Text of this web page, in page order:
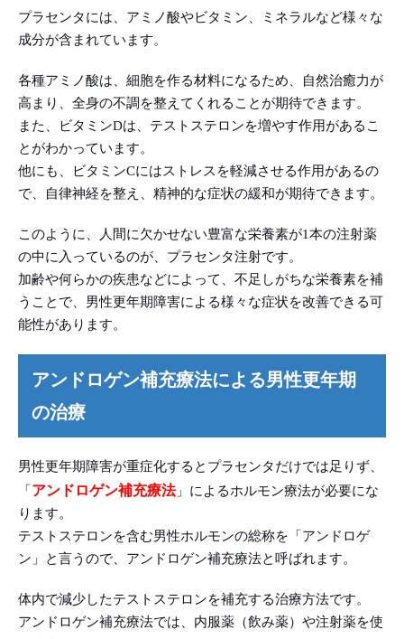
プラセンタには、アミノ酸やビタミン、ミネラルなど様々な
成分が含まれています。
各種アミノ酸は、細胞を作る材料になるため、自然治癒力が
高まり、全身の不調を整えてくれることが期待できます。
また、ビタミンDは、テストステロンを増やす作用があるこ
とがわかっています。
他にも、ビタミンCにはストレスを軽減させる作用があるの
で、自律神経を整え、精神的な症状の緩和が期待できます。
このように、人間に欠かせない豊富な栄養素が1本の注射薬
の中に入っているのが、プラセンタ注射です。
加齢や何らかの疾患などによって、不足しがちな栄養素を補
うことで、男性更年期障害による様々な症状を改善できる可
能性があります。
アンドロゲン補充療法による男性更年期
の治療
男性更年期障害が重症化するとプラセンタだけでは足りず、
「 アンドロゲン補充療法」によるホルモン療法が必要にな
ります。
テストステロンを含む男性ホルモンの総称を「アンドロゲ
ン」と言うので、アンドロゲン補充療法と呼ばれます。
体内で減少したテストステロンを補充する治療方法です。
アンドロゲン補充療法では、内服薬（飲み薬）や注射薬を使